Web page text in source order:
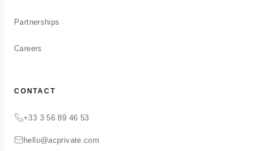
Partnerships
Careers
CONTACT
+33 3 56 89 46 53
hello@acprivate.com